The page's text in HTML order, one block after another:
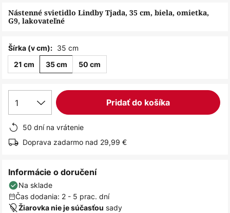
Nástenné svietidlo Lindby Tjada, 35 cm, biela, omietka,
G9, lakovateľné
Šírka (v cm): 35 cm
21 cm 35 cm 50 cm
1 Pridať do košíka
50 dní na vrátenie
Doprava zadarmo nad 29,99 €
Informácie o doručení
Na sklade
Čas dodania: 2 - 5 prac. dní
Žiarovka nie je súčasťou sady